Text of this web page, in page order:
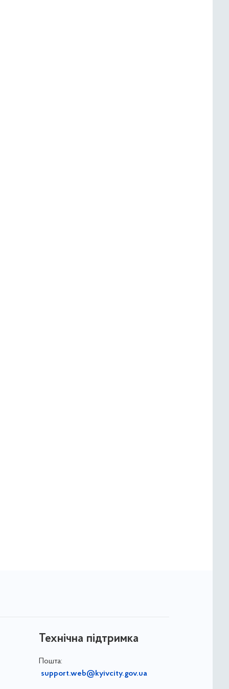
Технічна підтримка
Пошта:
support.web@kyivcity.gov.ua